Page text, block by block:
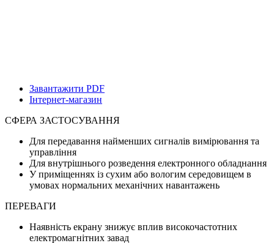
Завантажити PDF
Інтернет-магазин
СФЕРА ЗАСТОСУВАННЯ
Для передавання найменших сигналів вимірювання та
управління
Для внутрішнього розведення електронного обладнання
У приміщеннях із сухим або вологим середовищем в
умовах нормальних механічних навантажень
ПЕРЕВАГИ
Наявність екрану знижує вплив високочастотних
електромагнітних завад